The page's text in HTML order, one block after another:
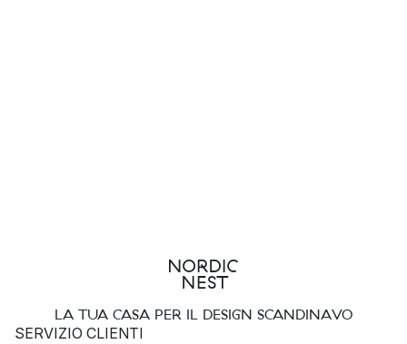
LA TUA CASA PER IL DESIGN SCANDINAVO
SERVIZIO CLIENTI